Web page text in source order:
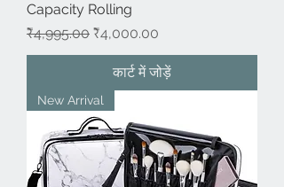
Capacity Rolling
नियमित मूल्य
₹4,995.00 बिक्री मूल्य
₹4,000.00
कार्ट में जोड़ें
New Arrival